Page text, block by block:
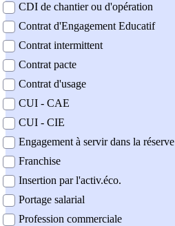
CDI de chantier ou d'opération
Contrat d'Engagement Educatif
Contrat intermittent
Contrat pacte
Contrat d'usage
CUI - CAE
CUI - CIE
Engagement à servir dans la réserve
Franchise
Insertion par l'activ.éco.
Portage salarial
Profession commerciale